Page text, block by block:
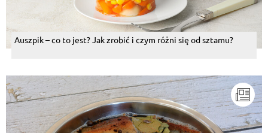
Auszpik – co to jest? Jak zrobić i czym różni się od sztamu?